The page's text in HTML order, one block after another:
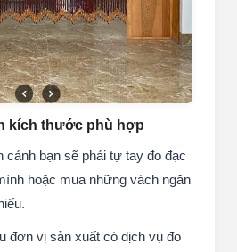
kích thước phù hợp
bạn sẽ phải tự tay đo đạc
hoặc mua những vách ngăn
đơn vị sản xuất có dịch vụ đo